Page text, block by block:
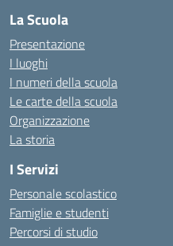
La Scuola
Presentazione
I luoghi
I numeri della scuola
Le carte della scuola
Organizzazione
La storia
I Servizi
Personale scolastico
Famiglie e studenti
Percorsi di studio